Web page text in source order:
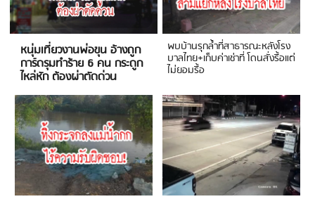
หนุ่มเที่ยวงานพ่อขุน อ้างถูก
การ์ดรุมทำร้าย 6 คน กระดูก
ไหล่หัก ต้องผ่าตัดด่วน
พบบ้านรุกล้ำที่สาธารณะหลังโรง
บาลไทย+เก็บค่าเช่าที่ โดนสั่งรื้อแต่
ไม่ยอมรื้อ